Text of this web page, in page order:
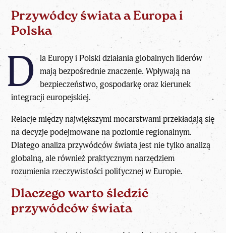
Przywódcy świata a Europa i
Polska
D la Europy iPolskidziałania globalnych liderów
mają bezpośrednie znaczenie. Wpływają na
bezpieczeństwo, gospodarkę oraz kierunek
integracji europejskiej.
Relacje między największymi mocarstwami przekładają się
na decyzje podejmowane na poziomie regionalnym.
Dlatego analiza przywódców świata jest nie tylko analizą
globalną, ale również praktycznym narzędziem
rozumienia rzeczywistości politycznej w Europie.
Dlaczego warto śledzić
przywódców świata